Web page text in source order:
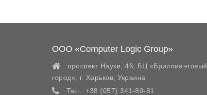
ООО «Computer Logic Group»
проспект Науки, 46, БЦ «Бриллиантовый
город»,
г. Харьков Украина
Тел.: +38 (057) 341-80-81